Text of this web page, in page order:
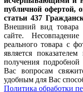
публичной офертой,
статьи 437
Внешний вид товара
сайте.
реального товара с
является
получения
Вас вопросам
удобным для Вас
Политика обработки